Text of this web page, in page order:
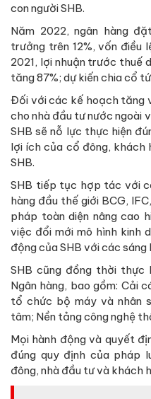
con người SHB.
Năm 2022, ngân hàng
trưởng trên 12%, vốn điều
2021, lợi nhuận trước thuế
tăng 87%; dự kiến chia cổ
Đối với các kế hoạch tăng
cho nhà đầu tư nước ngoài
SHB sẽ nỗ lực thực hiện
lợi ích của cổ đông, khách
SHB.
SHB tiếp tục hợp tác với
hàng đầu thế giới BCG,
pháp toàn diện nâng cao
việc đổi mới mô hình kinh
động của SHB với các
SHB cũng đồng thời
Ngân hàng, bao gồm: Cải
tổ chức bộ máy và nhân
tâm; Nền tảng công nghệ
Mọi hành động và quyết
đúng quy định của pháp
đông, nhà đầu tư và khách